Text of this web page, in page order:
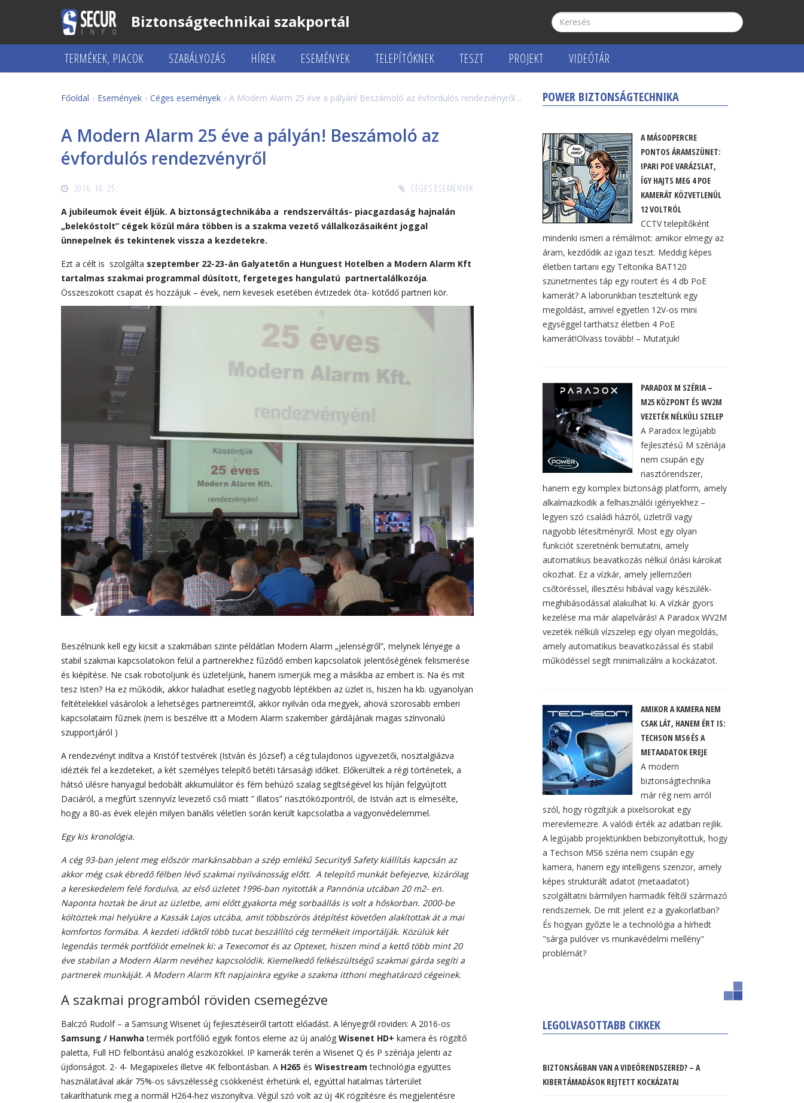
Biztonságtechnikai szakportál
TERMÉKEK, PIACOK SZABÁLYOZÁS HÍREK ESEMÉNYEK TELEPÍTŐKNEK TESZT PROJEKT VIDEÓTÁR
Főoldal Események Céges események A Modern Alarm 25 éve a pályán! Beszámoló az évfordulós rendezvényről
A Modern Alarm 25 éve a pályán! Beszámoló az
évfordulós rendezvényről
2016. 10. 25. CÉGES ESEMÉNYEK
A jubileumok éveit éljük. A biztonságtechnikába a rendszerváltás- piacgazdaság hajnalán
„belekóstolt” cégek közül mára többen is a szakma vezető vállalkozásaiként joggal
ünnepelnek és tekintenek vissza a kezdetekre.
Ezt a célt is szolgálta szeptember 22-23-án Galyatetőn a Hunguest Hotelben a Modern Alarm Kft
tartalmas szakmai programmal dúsított, fergeteges hangulatú partnertalálkozója.
Összeszokott csapat és hozzájuk – évek, nem kevesek esetében évtizedek óta- kötődő partneri kör.
Beszélnünk kell egy kicsit a szakmában szinte példátlan Modern Alarm „jelenségről”, melynek lényege a
stabil szakmai kapcsolatokon felül a partnerekhez fűződő emberi kapcsolatok jelentőségének felismerése
és kiépítése. Ne csak robotoljunk és üzleteljünk, hanem ismerjük meg a másikba az embert is. Na és mit
tesz Isten? Ha ez működik, akkor haladhat esetleg nagyobb léptékben az üzlet is, hiszen ha kb. ugyanolyan
feltételekkel vásárolok a lehetséges partnereimtől, akkor nyilván oda megyek, ahová szorosabb emberi
kapcsolataim fűznek (nem is beszélve itt a Modern Alarm szakember gárdájának magas színvonalú
szupportjáról )
A rendezvényt indítva a Kristóf testvérek (István és József) a cég tulajdonos ügyvezetői, nosztalgiázva
idézték fel a kezdeteket, a két személyes telepítő betéti társasági időket. Előkerültek a régi történetek, a
hátsó ülésre hanyagul bedobált akkumulátor és fém behúzó szalag segítségével kis híján felgyújtott
Daciáról, a megfúrt szennyvíz levezető cső miatt ” illatos” riasztóközpontról, de István azt is elmesélte,
hogy a 80-as évek elején milyen banális véletlen során került kapcsolatba a vagyonvédelemmel.
Egy kis kronológia.
A cég 93-ban jelent meg először markánsabban a szép emlékű Security§ Safety kiállítás kapcsán az
akkor még csak ébredő félben lévő szakmai nyilvánosság előtt. A telepítő munkát befejezve, kizárólag
a kereskedelem felé fordulva, az első üzletet 1996-ban nyitották a Pannónia utcában 20 m2- en.
Naponta hoztak be árut az üzletbe, ami előtt gyakorta még sorbaállás is volt a hőskorban. 2000-be
költöztek mai helyükre a Kassák Lajos utcába, amit többszörös átépítést követően alakítottak át a mai
komfortos formába. A kezdeti időktől több tucat beszállító cég termékeit importálják. Közülük két
legendás termék portfóliót emelnek ki: a Texecomot és az Optexet, hiszen mind a kettő több mint 20
éve stabilan a Modern Alarm nevéhez kapcsolódik. Kiemelkedő felkészültségű szakmai gárda segíti a
partnerek munkáját. A Modern Alarm Kft napjainkra egyike a szakma itthoni meghatározó cégeinek.
A szakmai programból röviden csemegézve
Balczó Rudolf – a Samsung Wisenet új fejlesztéseiről tartott előadást. A lényegről röviden: A 2016-os
Samsung / Hanwha termék portfólió egyik fontos eleme az új analóg Wisenet HD+ kamera és rögzítő
paletta, Full HD felbontású analóg eszközökkel. IP kamerák terén a Wisenet Q és P szériája jelenti az
újdonságot. 2- 4- Megapixeles illetve 4K felbontásban. A H265 és Wisestream technológia együttes
használatával akár 75%-os sávszélesség csökkenést érhetünk el, egyúttal hatalmas tárterület
takaríthatunk meg a normál H264-hez viszonyítva. Végül szó volt az új 4K rögzítésre és megjelentésre
POWER BIZTONSÁGTECHNIKA
A MÁSODPERCRE
PONTOS ÁRAMSZÜNET:
IPARI POE VARÁZSLAT,
ÍGY HAJTS MEG 4 POE
KAMERÁT KÖZVETLENÜL
12 VOLTRÓL
CCTV telepítőként
mindenki ismeri a rémálmot: amikor elmegy az
áram, kezdődik az igazi teszt. Meddig képes
életben tartani egy Teltonika BAT120
szünetmentes táp egy routert és 4 db PoE
kamerát? A laborunkban teszteltünk egy
megoldást, amivel egyetlen 12V-os mini
egységgel tarthatsz életben 4 PoE
kamerát!Olvass tovább! – Mutatjuk!
PARADOX M SZÉRIA –
M25 KÖZPONT ÉS WV2M
VEZETÉK NÉLKÜLI SZELEP
A Paradox legújabb
fejlesztésű M szériája
nem csupán egy
riasztórendszer,
hanem egy komplex biztonsági platform, amely
alkalmazkodik a felhasználói igényekhez –
legyen szó családi házról, üzletről vagy
nagyobb létesítményről. Most egy olyan
funkciót szeretnénk bemutatni, amely
automatikus beavatkozás nélkül óriási károkat
okozhat. Ez a vízkár, amely jellemzően
csőtöréssel, illesztési hibával vagy készülék-
meghibásodással alakulhat ki. A vízkár gyors
kezelése ma már alapelvárás! A Paradox WV2M
vezeték nélküli vízszelep egy olyan megoldás,
amely automatikus beavatkozással és stabil
működéssel segít minimalizálni a kockázatot.
AMIKOR A KAMERA NEM
CSAK LÁT, HANEM ÉRT IS:
TECHSON MS6 ÉS A
METAADATOK EREJE
A modern
biztonságtechnika
már rég nem arról
szól, hogy rögzítjük a pixelsorokat egy
merevlemezre. A valódi érték az adatban rejlik.
A legújabb projektünkben bebizonyítottuk, hogy
a Techson MS6 széria nem csupán egy
kamera, hanem egy intelligens szenzor, amely
képes strukturált adatot (metaadatot)
szolgáltatni bármilyen harmadik féltől származó
rendszernek. De mit jelent ez a gyakorlatban?
És hogyan győzte le a technológia a hírhedt
"sárga pulóver vs munkavédelmi mellény"
problémát?
LEGOLVASOTTABB CIKKEK
BIZTONSÁGBAN VAN A VIDEÓRENDSZERED? – A
KIBERTÁMADÁSOK REJTETT KOCKÁZATAI